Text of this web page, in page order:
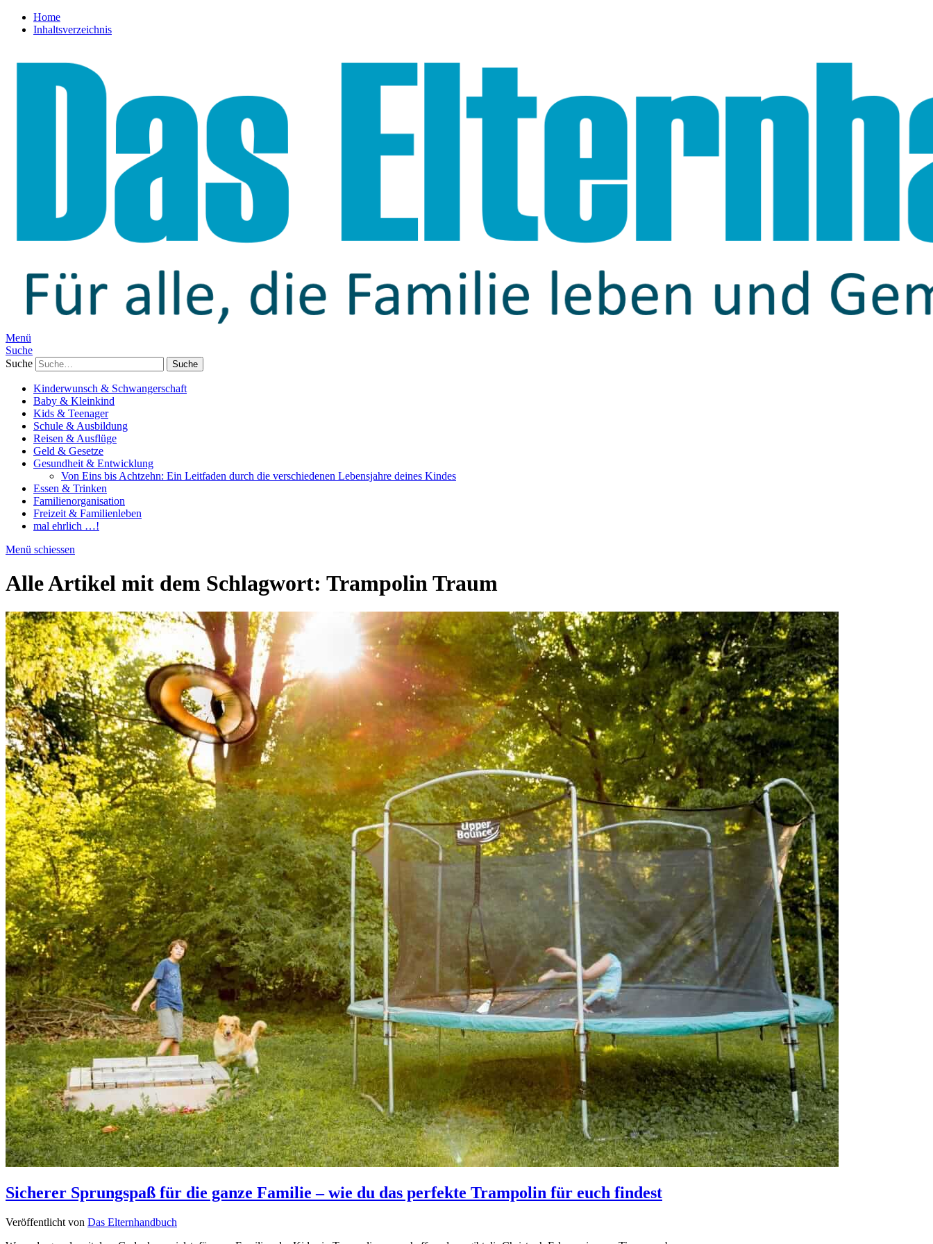
Home
Inhaltsverzeichnis
Menü
Suche
Suche
Kinderwunsch & Schwangerschaft
Baby & Kleinkind
Kids & Teenager
Schule & Ausbildung
Reisen & Ausflüge
Geld & Gesetze
Gesundheit & Entwicklung
Von Eins bis Achtzehn: Ein Leitfaden durch die verschiedenen Lebensjahre deines Kindes
Essen & Trinken
Familienorganisation
Freizeit & Familienleben
mal ehrlich …!
Menü schiessen
Alle Artikel mit dem Schlagwort: Trampolin Traum
Sicherer Sprungspaß für die ganze Familie – wie du das perfekte Trampolin für euch findest
Veröffentlicht von Das Elternhandbuch